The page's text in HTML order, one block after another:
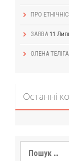
ПРО
ЗАЯВА 11
ОЛЕНА
Останні